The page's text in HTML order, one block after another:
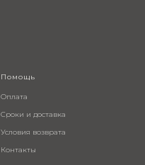
Помощь
Оплата
Сроки и доставка
Условия возврата
Контакты